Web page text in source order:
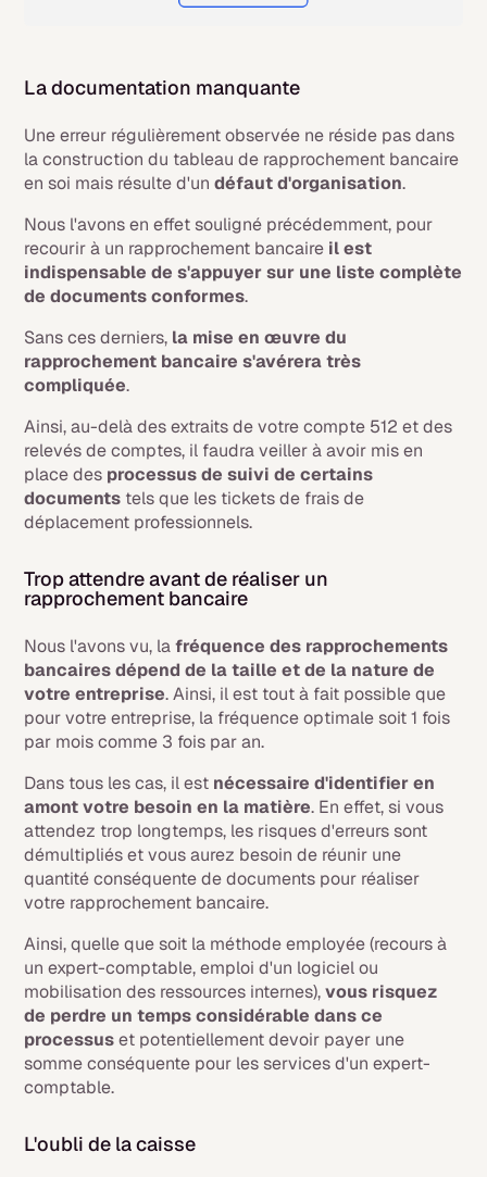
La documentation manquante
Une erreur régulièrement observée ne réside pas dans
la construction du tableau de rapprochement bancaire
en soi mais résulte d'undéfaut d'organisation.
Nous l'avons en effet souligné précédemment, pour
recourir à un rapprochement bancaire il est
indispensable de s'appuyer sur une liste complète
de documents conformes.
Sans ces derniers, la mise en œuvre du
rapprochement bancaire s'avérera très
compliquée.
Ainsi, au-delà des extraits de votre compte 512 et des
relevés de comptes, il faudra veiller à avoir mis en
place des processus de suivi de certains
documents tels que les tickets de frais de
déplacement professionnels.
Trop attendre avant de réaliser un
rapprochement bancaire
Nous l'avons vu, lafréquence des rapprochements
bancaires dépend de la taille et de la nature de
votre entreprise. Ainsi, il est tout à fait possible que
pour votre entreprise, la fréquence optimale soit 1 fois
par mois comme 3 fois par an.
Dans tous les cas, il est nécessaire d'identifier en
amont votre besoin en la matière. En effet, si vous
attendez trop longtemps, les risques d'erreurs sont
démultipliés et vous aurez besoin de réunir une
quantité conséquente de documents pour réaliser
votre rapprochement bancaire.
Ainsi, quelle que soit la méthode employée (recours à
un expert-comptable, emploi d'un logiciel ou
mobilisation des ressources internes),vous risquez
de perdre un temps considérable dans ce
processuset potentiellement devoir payer une
somme conséquente pour les services d'un expert-
comptable.
L'oubli de la caisse